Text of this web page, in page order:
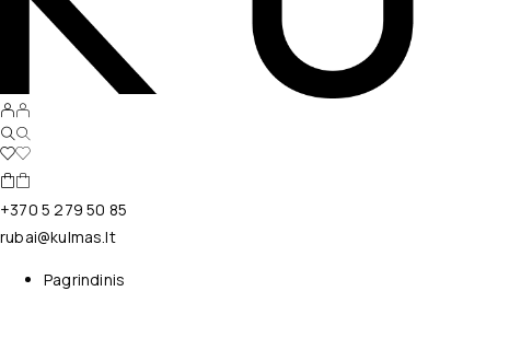
+370 5 279 50 85
rubai@kulmas.lt
Pagrindinis